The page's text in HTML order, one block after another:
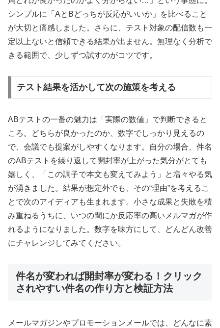
シンプルに「AとBどっちが反応がいいか」を比べること
が大切と痛感しました。さらに、テスト対象の配信数も一
定以上ないと信頼できる結果が出ません。無理なく分析で
きる範囲で、少しずつ試すのがコツです。
テスト結果を活かして次の施策を考える
ABテストの一番の魅力は「実際の数値」で判断できると
ころ。どちらが良かったのか、数字でしっかり見えるの
で、会議でも提案がしやすくなります。自分の場合、件名
のABテストを繰り返して開封率が上がった気分がとても
嬉しく、「この調子で本文も変えてみよう」と増々やる気
が湧きました。結果が想定外でも、その“理由”を考えるこ
とで次のアイディアも生まれます。小さな成果と失敗を積
み重ねるうちに、いつの間にか反応率の高いメルマガが作
れるようになりました。数字を味方にして、どんどん改善
にチャレンジしてみてください。
件名が変われば開封率が変わる！クリック
されやすい件名の作り方と検証方法
メールマガジンやプロモーションメールでは、どんなに素